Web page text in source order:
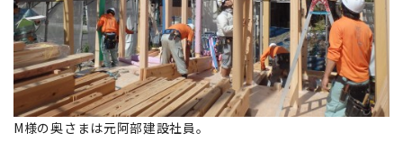
M様の奥さまは元阿部建設社員。